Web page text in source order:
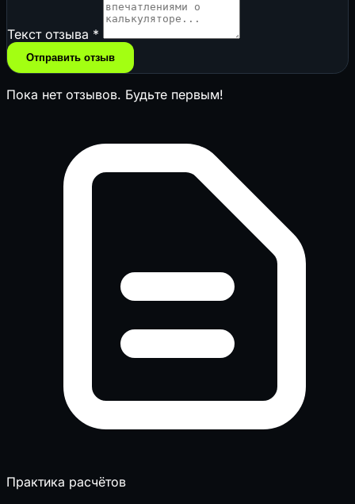
Текст отзыва *
Отправить отзыв
Пока нет отзывов. Будьте первым!
Практика расчётов